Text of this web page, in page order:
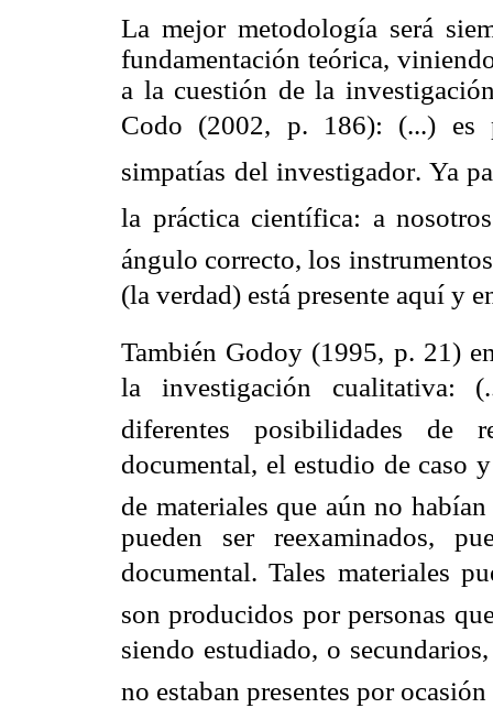
La mejor metodología será
fundamentación teórica,
a la cuestión de la
Codo (2002, p. 186): (...)
simpatías del investigador. Ya
la práctica científica: a
ángulo correcto, los
(la verdad) está presente aquí y
También Godoy (1995, p. 21)
la investigación cualitativa:
diferentes posibilidades de
documental, el estudio de caso
de materiales que aún no
pueden ser reexaminados,
documental. Tales materiales
son producidos por personas
siendo estudiado, o
no estaban presentes por